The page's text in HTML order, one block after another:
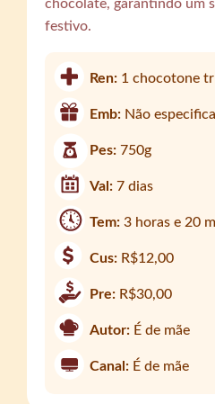
chocolate, garantindo um
festivo.
Ren: 1 chocotone
Emb: Não
Pes:750g
Val:7 dias
Tem:3 horas e 20
Cus: R$12,00
Pre: R$30,00
Autor: É de mãe
Canal: É de mãe